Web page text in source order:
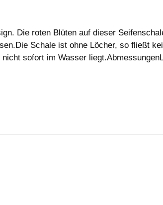
Die roten Blüten auf dieser
Schale ist ohne Löcher, so fließt
sofort im Wasser